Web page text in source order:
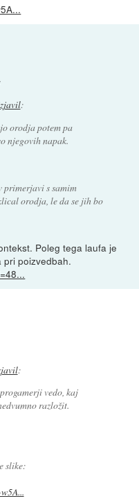
:
orodja potem pa
njegovih napak.
primerjavi s samim
orodja, le da se jih bo
Poleg tega laufa je
poizvedbah.
:
vedo, kaj
razložit.
slike: